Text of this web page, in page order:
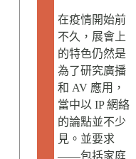
在疫情開始前
不久，展會上
的特色仍然是
為了研究廣播
和 AV 應用，
當中以 IP 網絡
的論點並不少
見。並要求
——包括家庭